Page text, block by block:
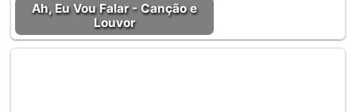
Ah, Eu Vou Falar - Canção e
Louvor